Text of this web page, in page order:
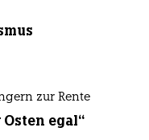
zur Rente
egal“